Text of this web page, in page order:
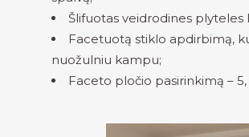
Šlifuotas veidrodines
Facetuotą stiklo apdirbimą,
nuožulniu kampu;
Faceto pločio pasirinkimą – 5,